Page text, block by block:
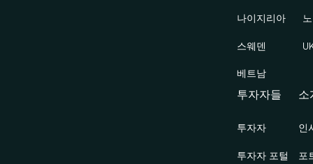
나이지리아
스웨덴
베트남
투자자들
투자자
투자자 포털
소
인
포